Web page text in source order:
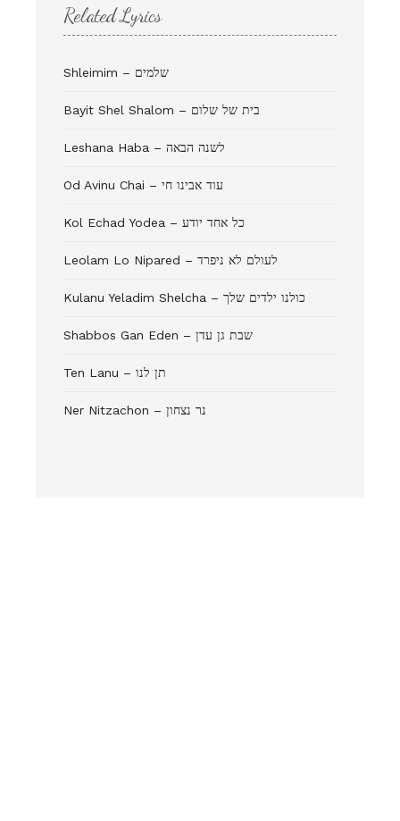
Related Lyrics
Shleimim – שלמים
Bayit Shel Shalom – בית של שלום
Leshana Haba – לשנה הבאה
Od Avinu Chai – עוד אבינו חי
Kol Echad Yodea – כל אחד יודע
Leolam Lo Nipared – לעולם לא ניפרד
Kulanu Yeladim Shelcha – כולנו ילדים שלך
Shabbos Gan Eden – שבת גן עדן
Ten Lanu – תן לנו
Ner Nitzachon – נר נצחון